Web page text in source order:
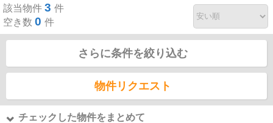
該当物件 3 件
空き数 0 件
さらに条件を絞り込む
物件リクエスト
チェックした物件をまとめて